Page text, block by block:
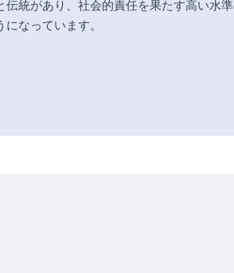
伝統があり、社会的責任を果たす高い水
になっています。